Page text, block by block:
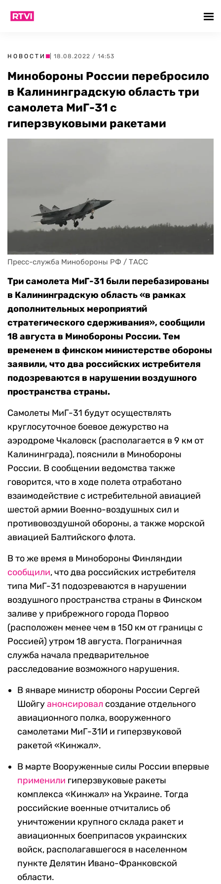
НОВОСТИ | 18.08.2022 / 14:53
Минобороны России перебросило
в Калининградскую область три
самолета МиГ-31 с
гиперзвуковыми ракетами
Пресс-служба Минобороны РФ / ТАСС
Три самолета МиГ-31 были перебазированы
в Калининградскую область «в рамках
дополнительных мероприятий
стратегического сдерживания», сообщили
18 августа в Минобороны России. Тем
временем в финском министерстве обороны
заявили, что два российских истребителя
подозреваются в нарушении воздушного
пространства страны.
Самолеты МиГ-31 будут осуществлять
круглосуточное боевое дежурство на
аэродроме Чкаловск (располагается в 9 км от
Калининграда), пояснили в Минобороны
России. В сообщении ведомства также
говорится, что в ходе полета отработано
взаимодействие с истребительной авиацией
шестой армии Военно-воздушных сил и
противовоздушной обороны, а также морской
авиацией Балтийского флота.
В то же время в Минобороны Финляндии
сообщили, что два российских истребителя
типа МиГ-31 подозреваются в нарушении
воздушного пространства страны в Финском
заливе у прибрежного города Порвоо
(расположен менее чем в 150 км от границы с
Россией) утром 18 августа. Пограничная
служба начала предварительное
расследование возможного нарушения.
В январе министр обороны России Сергей
Шойгуанонсировал создание отдельного
авиационного полка, вооруженного
самолетами МиГ-31И и гиперзвуковой
ракетой «Кинжал».
В марте Вооруженные силы России впервые
применили гиперзвуковые ракеты
комплекса «Кинжал» на Украине. Тогда
российские военные отчитались об
уничтожении крупного склада ракет и
авиационных боеприпасов украинских
войск, располагавшегося в населенном
пункте Делятин Ивано-Франковской
области.